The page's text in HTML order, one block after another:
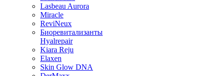
Lasbeau Aurora
Miracle
ReviNeux
Биоревитализанты
Hyalrepair
Kiara Reju
Elaxen
Skin Glow DNA